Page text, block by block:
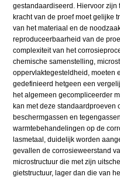
gestandaardiseerd. Hiervoor
kracht van de proef moet gelijke
van het materiaal en de
reproduceerbaarheid van de
complexiteit van het
chemische samenstelling,
oppervlaktegesteldheid, moeten
gedefinieerd hetgeen een
het algemeen gecompliceerder
kan met deze standaardproeven
beschermgassen en
warmtebehandelingen op de
lasmetaal, duidelijk worden
gevallen de corrosieweerstand
microstructuur die met zijn
gietstructuur, lager dan die van